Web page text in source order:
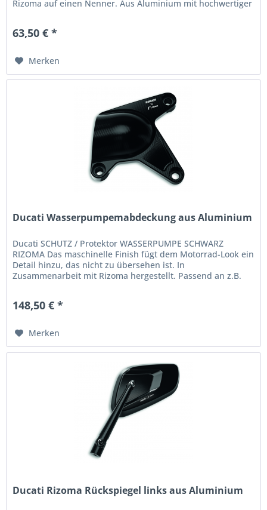
Rizoma auf einen Nenner. Aus Aluminium mit hochwertiger
63,50 € *
Merken
Ducati Wasserpumpemabdeckung aus Aluminium
Ducati SCHUTZ / Protektor WASSERPUMPE SCHWARZ
RIZOMA Das maschinelle Finish fügt dem Motorrad-Look ein
Detail hinzu, das nicht zu übersehen ist. In
Zusammenarbeit mit Rizoma hergestellt. Passend an z.B.
148,50 € *
Merken
Ducati Rizoma Rückspiegel links aus Aluminium